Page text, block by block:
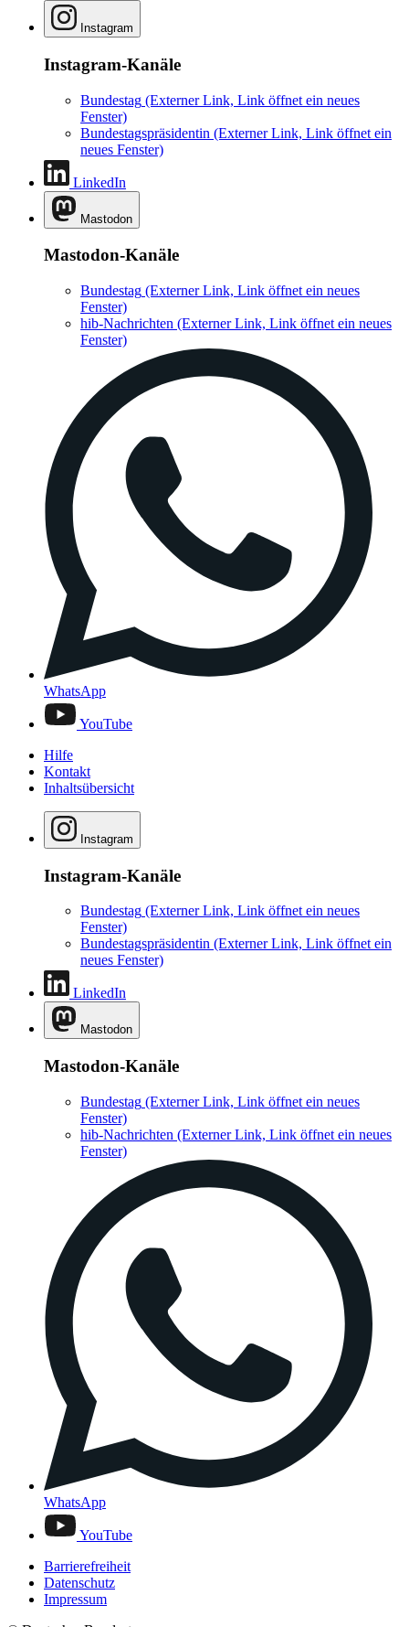
Instagram
Instagram-Kanäle
Bundestag (Externer Link, Link öffnet ein neues
Fenster)
Bundestagspräsidentin (Externer Link, Link öffnet ein
neues Fenster)
LinkedIn
Mastodon
Mastodon-Kanäle
Bundestag (Externer Link, Link öffnet ein neues
Fenster)
hib-Nachrichten (Externer Link, Link öffnet ein neues
Fenster)
WhatsApp
YouTube
Hilfe
Kontakt
Inhaltsübersicht
Instagram
Instagram-Kanäle
Bundestag (Externer Link, Link öffnet ein neues
Fenster)
Bundestagspräsidentin (Externer Link, Link öffnet ein
neues Fenster)
LinkedIn
Mastodon
Mastodon-Kanäle
Bundestag (Externer Link, Link öffnet ein neues
Fenster)
hib-Nachrichten (Externer Link, Link öffnet ein neues
Fenster)
WhatsApp
YouTube
Barrierefreiheit
Datenschutz
Impressum